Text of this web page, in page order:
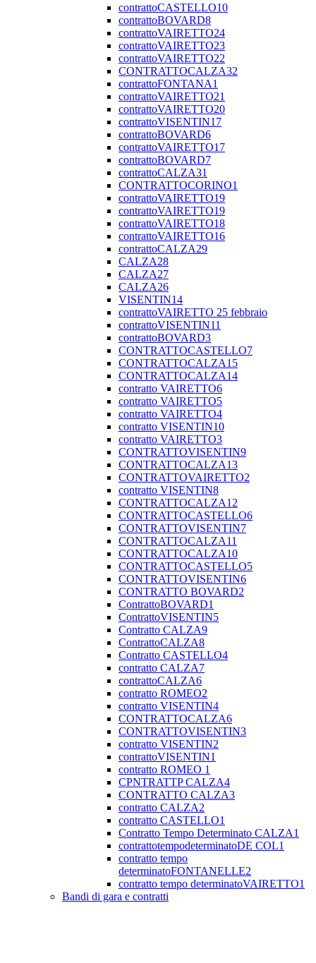
contrattoCASTELLO10
contrattoBOVARD8
contrattoVAIRETTO24
contrattoVAIRETTO23
contrattoVAIRETTO22
CONTRATTOCALZA32
contrattoFONTANA1
contrattoVAIRETTO21
contrattoVAIRETTO20
contrattoVISENTIN17
contrattoBOVARD6
contrattoVAIRETTO17
contrattoBOVARD7
contrattoCALZA31
CONTRATTOCORINO1
contrattoVAIRETTO19
contrattoVAIRETTO19
contrattoVAIRETTO18
contrattoVAIRETTO16
contrattoCALZA29
CALZA28
CALZA27
CALZA26
VISENTIN14
contrattoVAIRETTO 25 febbraio
contrattoVISENTIN11
contrattoBOVARD3
CONTRATTOCASTELLO7
CONTRATTOCALZA15
CONTRATTOCALZA14
contratto VAIRETTO6
contratto VAIRETTO5
contratto VAIRETTO4
contratto VISENTIN10
contratto VAIRETTO3
CONTRATTOVISENTIN9
CONTRATTOCALZA13
CONTRATTOVAIRETTO2
contratto VISENTIN8
CONTRATTOCALZA12
CONTRATTOCASTELLO6
CONTRATTOVISENTIN7
CONTRATTOCALZA11
CONTRATTOCALZA10
CONTRATTOCASTELLO5
CONTRATTOVISENTIN6
CONTRATTO BOVARD2
ContrattoBOVARD1
ContrattoVISENTIN5
Contratto CALZA9
ContrattoCALZA8
Contratto CASTELLO4
contratto CALZA7
contrattoCALZA6
contratto ROMEO2
contratto VISENTIN4
CONTRATTOCALZA6
CONTRATTOVISENTIN3
contratto VISENTIN2
contrattoVISENTIN1
contratto ROMEO 1
CPNTRATTP CALZA4
CONTRATTO CALZA3
contratto CALZA2
contratto CASTELLO1
Contratto Tempo Determinato CALZA1
contrattotempodeterminatoDE COL1
contratto tempo
determinatoFONTANELLE2
contratto tempo determinatoVAIRETTO1
Bandi di gara e contratti